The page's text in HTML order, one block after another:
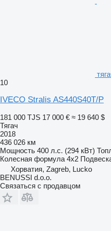
10
IVECO Stralis AS440S40T/P
181 000 TJS 17 000 € ≈ 19 640 $
Тягач
2018
436 026 км
Мощность 400 л.с. (294 кВт)
Колесная формула 4x2
Хорватия, Zagreb, Lucko
BENUSSI d.o.o.
Связаться с продавцом